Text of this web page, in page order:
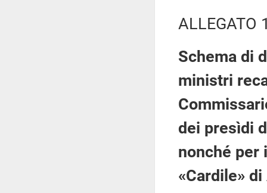
ALLEGATO
Schema di
ministri
dei presìdi
nonché per
«Cardile»